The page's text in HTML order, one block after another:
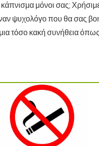
μόνοι σας;
ψυχολόγο που θα σας
τόσο κακή συνήθεια